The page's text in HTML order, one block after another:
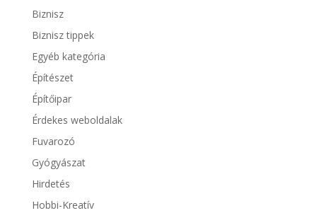
Biznisz
Biznisz tippek
Egyéb kategória
Építészet
Építőipar
Érdekes weboldalak
Fuvarozó
Gyógyászat
Hirdetés
Hobbi-Kreatív